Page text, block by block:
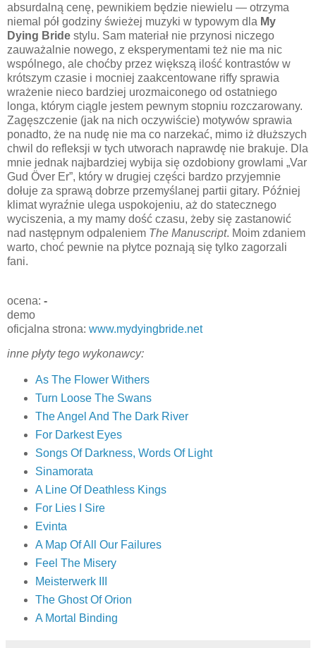
absurdalną cenę, pewnikiem będzie niewielu — otrzyma
niemal pół godziny świeżej muzyki w typowym dla My
Dying Bride stylu. Sam materiał nie przynosi niczego
zauważalnie nowego, z eksperymentami też nie ma nic
wspólnego, ale choćby przez większą ilość kontrastów w
krótszym czasie i mocniej zaakcentowane riffy sprawia
wrażenie nieco bardziej urozmaiconego od ostatniego
longa, którym ciągle jestem pewnym stopniu rozczarowany.
Zagęszczenie (jak na nich oczywiście) motywów sprawia
ponadto, że na nudę nie ma co narzekać, mimo iż dłuższych
chwil do refleksji w tych utworach naprawdę nie brakuje. Dla
mnie jednak najbardziej wybija się ozdobiony growlami „Var
Gud Över Er”, który w drugiej części bardzo przyjemnie
dołuje za sprawą dobrze przemyślanej partii gitary. Później
klimat wyraźnie ulega uspokojeniu, aż do statecznego
wyciszenia, a my mamy dość czasu, żeby się zastanowić
nad następnym odpaleniem The Manuscript. Moim zdaniem
warto, choć pewnie na płytce poznają się tylko zagorzali
fani.
ocena: -
demo
oficjalna strona: www.mydyingbride.net
inne płyty tego wykonawcy:
As The Flower Withers
Turn Loose The Swans
The Angel And The Dark River
For Darkest Eyes
Songs Of Darkness, Words Of Light
Sinamorata
A Line Of Deathless Kings
For Lies I Sire
Evinta
A Map Of All Our Failures
Feel The Misery
Meisterwerk III
The Ghost Of Orion
A Mortal Binding